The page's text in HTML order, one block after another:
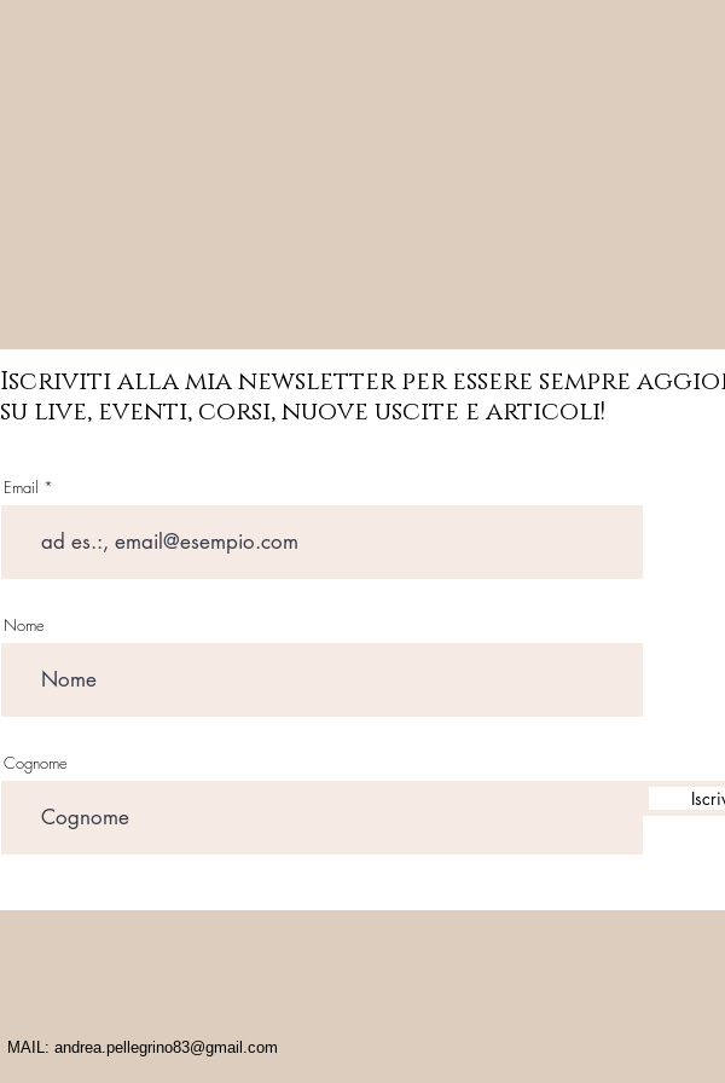
Subscribe to get exclusive updates
Iscriviti alla mia newsletter per essere sempre
su live, eventi, corsi, nuove uscite e articoli!
Email
Nome
Cognome
MAIL: andrea.pellegrino83@gmail.com